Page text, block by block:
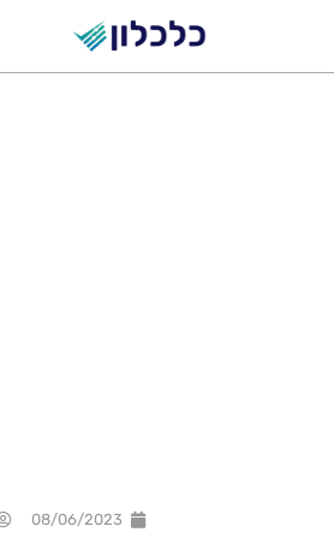
08/06/2023